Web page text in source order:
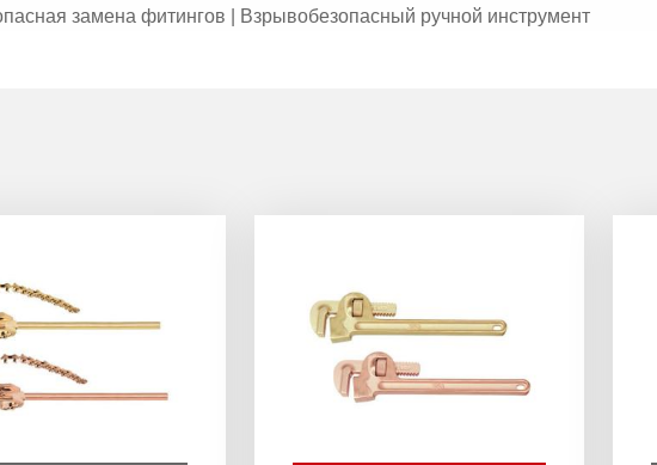
замена фитингов | Взрывобезопасный ручной инструмент